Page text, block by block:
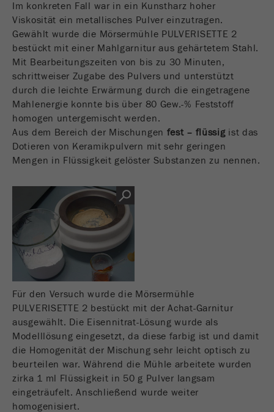
läuft ab, wenn der Browser geschlossen wird.
Dieses Cookie muss jedoch beim Debugging und
der Verwendung des neuen ga.js Tracking-Codes
nicht berücksichtigt werden.
Laufzeit Session
Name __utmz
Anbieter google
Zweck
Dieses Cookie ist das Besucherquellen Cookie. Es
welche über Kampagnen Tracking-Parameter
übergeben wurden. Ebenfalls speichert dieses
Cookie ab, ob die Besucherquelle des letztes
Besuches anderst war als die aktuelle. Wenn
keine Informationen zur Besucherquelle ermittelt
werden können so wird das Cookie nicht
abgeändert. Auf diesem Wege kann Google
Analytics Besucherinformationen wie Conversions
und E-Commerce Transaktionen einer
Besucherquelle zuordnen. Das Cookie enthält
keine historischen Informationen über
vergangene Besucherquellen.
Laufzeit 6 Monate
Name _ga
Im konkreten Fall war in ein Kunstharz hoher
Viskosität ein metallisches Pulver einzutragen.
Gewählt wurde die Mörsermühle PULVERISETTE 2
bestückt mit einer Mahlgarnitur aus gehärtetem Stahl.
Mit Bearbeitungszeiten von bis zu 30 Minuten,
schrittweiser Zugabe des Pulvers und unterstützt
durch die leichte Erwärmung durch die eingetragene
Mahlenergie konnte bis über 80 Gew.-% Feststoff
homogen untergemischt werden.
Aus dem Bereich der Mischungen fest – flüssigist das
Dotieren von Keramikpulvern mit sehr geringen
Mengen in Flüssigkeit gelöster Substanzen zu nennen.
Für den Versuch wurde die Mörsermühle
PULVERISETTE 2 bestückt mit der Achat-Garnitur
ausgewählt. Die Eisennitrat-Lösung wurde als
Modelllösung eingesetzt, da diese farbig ist und damit
die Homogenität der Mischung sehr leicht optisch zu
beurteilen war. Während die Mühle arbeitete wurden
zirka 1 ml Flüssigkeit in 50 g Pulver langsam
eingeträufelt. Anschließend wurde weiter
homogenisiert.